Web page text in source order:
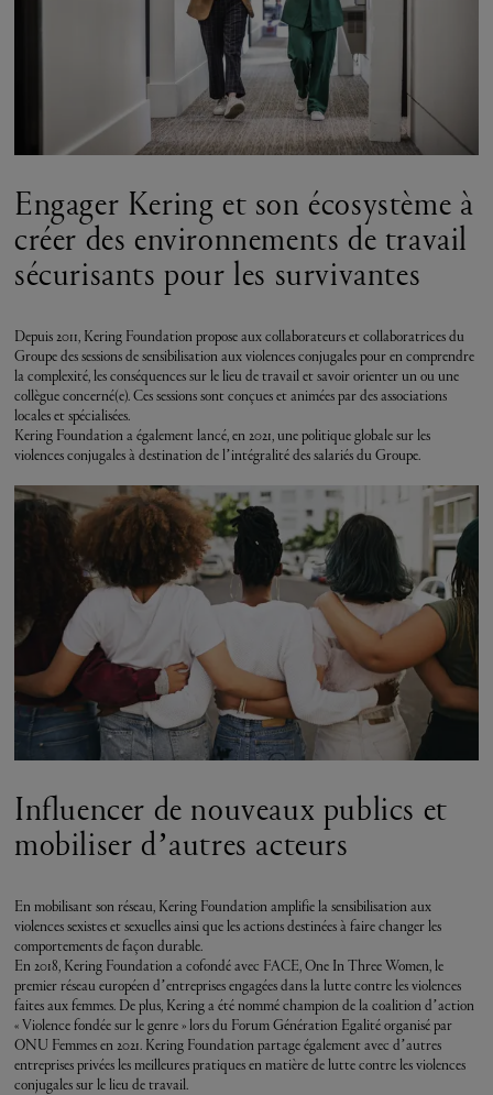
Engager Kering et son écosystème à
créer des environnements de travail
sécurisants pour les survivantes
Depuis 2011, Kering Foundation propose aux collaborateurs et collaboratrices du
Groupe des sessions de sensibilisation aux violences conjugales pour en comprendre
la complexité, les conséquences sur le lieu de travail et savoir orienter un ou une
collègue concerné(e). Ces sessions sont conçues et animées par des associations
locales et spécialisées.
Kering Foundation a également lancé, en 2021, une politique globale sur les
violences conjugales à destination de l’intégralité des salariés du Groupe.
Influencer de nouveaux publics et
mobiliser d’autres acteurs
En mobilisant son réseau, Kering Foundation amplifie la sensibilisation aux
violences sexistes et sexuelles ainsi que les actions destinées à faire changer les
comportements de façon durable.
En 2018, Kering Foundation a cofondé avec FACE, One In Three Women, le
premier réseau européen d’entreprises engagées dans la lutte contre les violences
faites aux femmes. De plus, Kering a été nommé champion de la coalition d’action
« Violence fondée sur le genre » lors du Forum Génération Egalité organisé par
ONU Femmes en 2021. Kering Foundation partage également avec d’autres
entreprises privées les meilleures pratiques en matière de lutte contre les violences
conjugales sur le lieu de travail.